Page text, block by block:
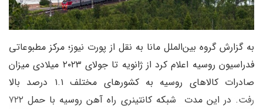
به گزارش گروه بین‌الملل مانا به نقل از پورت نیوز؛ مرکز مطبوعاتی
فدراسیون روسیه اعلام کرد از ژانویه تا جولای ۲۰۲۳ میلادی میزان
صادرات کالا‌های روسیه به کشور‌های مختلف ۱.۱ درصد بالا
رفت. در این مدت شبکه کانتینری راه آهن روسیه با حمل ۷۲۲